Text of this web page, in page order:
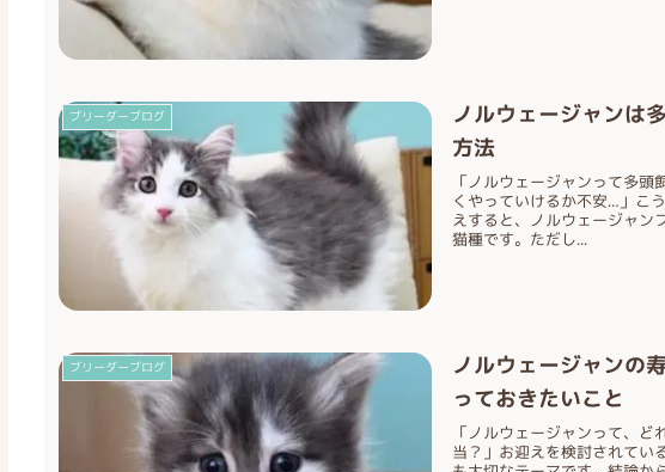
ブリーダーブログ
ノルウェージャンは
方法
「ノルウェージャンって多
くやっていけるか不安…」こ
えすると、ノルウェージャン
猫種です。ただし...
ブリーダーブログ
ノルウェージャンの
っておきたいこと
「ノルウェージャンって、
当？」お迎えを検討されてい